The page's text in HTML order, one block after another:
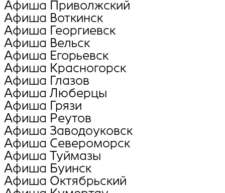
Афиша Приволжский
Афиша Воткинск
Афиша Георгиевск
Афиша Вельск
Афиша Егорьевск
Афиша Красногорск
Афиша Глазов
Афиша Люберцы
Афиша Грязи
Афиша Реутов
Афиша Заводоуковск
Афиша Североморск
Афиша Туймазы
Афиша Буинск
Афиша Октябрьский